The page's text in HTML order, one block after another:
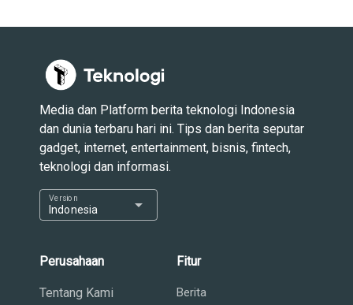
Media dan Platform berita teknologi Indonesia
dan dunia terbaru hari ini. Tips dan berita seputar
gadget, internet, entertainment, bisnis, fintech,
teknologi dan informasi.
Indonesia
Version arrow_drop_down
Perusahaan
Tentang Kami
Fitur
Berita